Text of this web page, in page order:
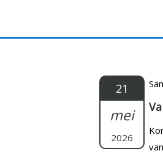
inhoud
21
mei
2026